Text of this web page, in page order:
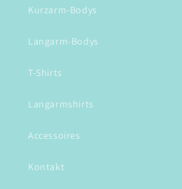
Kurzarm-Bodys
Langarm-Bodys
T-Shirts
Langarmshirts
Accessoires
Kontakt